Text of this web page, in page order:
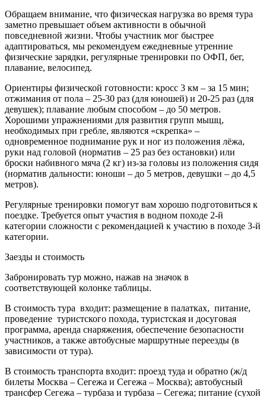
Обращаем внимание, что физическая нагрузка во время тура
заметно превышает объем активности в обычной
повседневной жизни. Чтобы участник мог быстрее
адаптироваться, мы рекомендуем ежедневные утренние
физические зарядки, регулярные тренировки по ОФП, бег,
плавание, велосипед.
Ориентиры физической готовности: кросс 3 км – за 15 мин;
отжимания от пола – 25-30 раз (для юношей) и 20-25 раз (для
девушек); плавание любым способом – до 50 метров.
Хорошими упражнениями для развития групп мышц,
необходимых при гребле, являются «скрепка» –
одновременное поднимание рук и ног из положения лёжа,
руки над головой (норматив – 25 раз без остановки) или
броски набивного мяча (2 кг) из-за головы из положения сидя
(норматив дальности: юноши – до 5 метров, девушки – до 4,5
метров).
Регулярные тренировки помогут вам хорошо подготовиться к
поездке. Требуется опыт участия в водном походе 2-й
категории сложности с рекомендацией к участию в походе 3-й
категории.
Заезды и стоимость
Забронировать тур можно, нажав на значок в
соответствующей колонке таблицы.
В стоимость тура входит: размещение в палатках, питание,
проведение туристского похода, туристская и досуговая
программа, аренда снаряжения, обеспечение безопасности
участников, а также автобусные маршрутные переезды (в
зависимости от тура).
В стоимость транспорта входит: проезд туда и обратно (ж/д
билеты Москва – Сегежа и Сегежа – Москва); автобусный
трансфер Сегежа – турбаза и турбаза – Сегежа; питание (сухой